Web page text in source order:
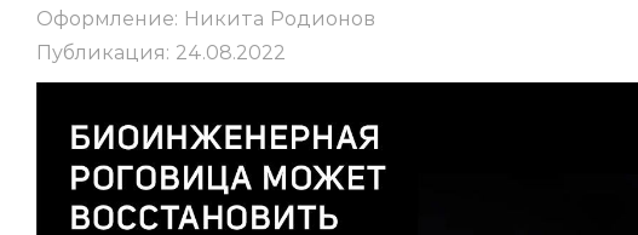
Оформление: Никита Родионов
Публикация: 24.08.2022